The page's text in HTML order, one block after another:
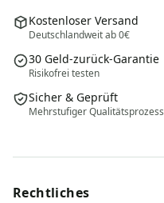
Kostenloser Versand
Deutschlandweit ab 0€
30 Geld-zurück-Garantie
Risikofrei testen
Sicher & Geprüft
Mehrstufiger Qualitätsprozess
Rechtliches